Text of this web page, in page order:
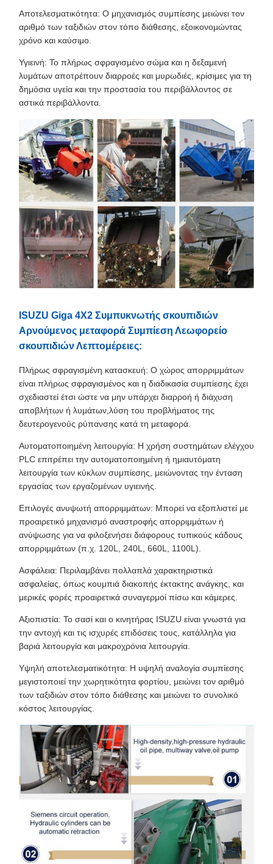
Αποτελεσματικότητα: Ο μηχανισμός συμπίεσης μειώνει τον
αριθμό των ταξιδιών στον τόπο διάθεσης, εξοικονομώντας
χρόνο και καύσιμο.
Υγιεινή: Το πλήρως σφραγισμένο σώμα και η δεξαμενή
λυμάτων αποτρέπουν διαρροές και μυρωδιές, κρίσιμες για τη
δημόσια υγεία και την προστασία του περιβάλλοντος σε
αστικά περιβάλλοντα.
ISUZU Giga 4X2 Συμπυκνωτής σκουπιδιών
Αρνούμενος μεταφορά Συμπίεση Λεωφορείο
σκουπιδιών Λεπτομέρειες:
Πλήρως σφραγισμένη κατασκευή: Ο χώρος απορριμμάτων
είναι πλήρως σφραγισμένος και η διαδικασία συμπίεσης έχει
σχεδιαστεί έτσι ώστε να μην υπάρχει διαρροή ή διάχυση
αποβλήτων ή λυμάτων,λύση του προβλήματος της
δευτερογενούς ρύπανσης κατά τη μεταφορά.
Αυτοματοποιημένη λειτουργία: Η χρήση συστημάτων ελέγχου
PLC επιτρέπει την αυτοματοποιημένη ή ημιαυτόματη
λειτουργία των κύκλων συμπίεσης, μειώνοντας την ένταση
εργασίας των εργαζομένων υγιεινής.
Επιλογές ανυψωτή απορριμμάτων: Μπορεί να εξοπλιστεί με
προαιρετικό μηχανισμό αναστροφής απορριμμάτων ή
ανύψωσης για να φιλοξενήσει διάφορους τυπικούς κάδους
απορριμμάτων (π.χ. 120L, 240L, 660L, 1100L).
Ασφάλεια: Περιλαμβάνει πολλαπλά χαρακτηριστικά
ασφαλείας, όπως κουμπιά διακοπής έκτακτης ανάγκης, και
μερικές φορές προαιρετικά συναγερμοί πίσω και κάμερες.
Αξιοπιστία: Το σασί και ο κινητήρας ISUZU είναι γνωστά για
την αντοχή και τις ισχυρές επιδόσεις τους, κατάλληλα για
βαριά λειτουργία και μακροχρόνια λειτουργία.
Υψηλή αποτελεσματικότητα: Η υψηλή αναλογία συμπίεσης
μεγιστοποιεί την χωρητικότητα φορτίου, μειώνει τον αριθμό
των ταξιδιών στον τόπο διάθεσης και μειώνει το συνολικό
κόστος λειτουργίας.